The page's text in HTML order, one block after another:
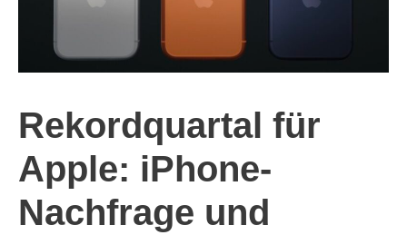
Rekordquartal für
Apple: iPhone-
Nachfrage und